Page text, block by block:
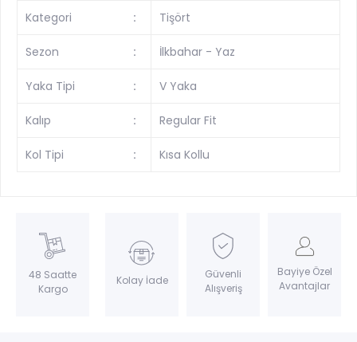
Kategori : Tişört
Sezon : İlkbahar - Yaz
Yaka Tipi : V Yaka
Kalıp : Regular Fit
Kol Tipi : Kısa Kollu
48 Saatte
Kargo
Kolay İade
Güvenli
Alışveriş
Bayiye Özel
Avantajlar